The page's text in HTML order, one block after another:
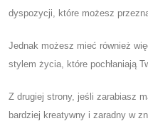
dyspozycji, które możesz
Jednak możesz mieć również
stylem życia, które pochłaniają
Z drugiej strony, jeśli zarabiasz
bardziej kreatywny i zaradny w